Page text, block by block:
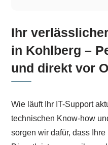
Ihr
in Kohlberg –
und direkt vor
Wie läuft Ihr IT-Support
technischen Know-how
sorgen wir dafür, dass Ihre